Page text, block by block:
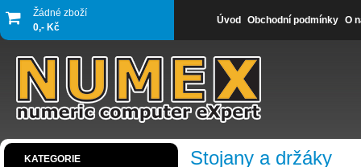
Žádné zboží
0,- Kč
Úvod Obchodní podmínky O
KATEGORIE Stojany a držáky